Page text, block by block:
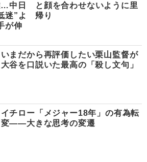
…中日
迷”よ
が伸
と顔を合わせないように里
帰り
いまだから再評価したい栗山監督が
大谷を口説いた最高の「殺し文句」
イチロー「メジャー18年」の有為転
変――大きな思考の変遷